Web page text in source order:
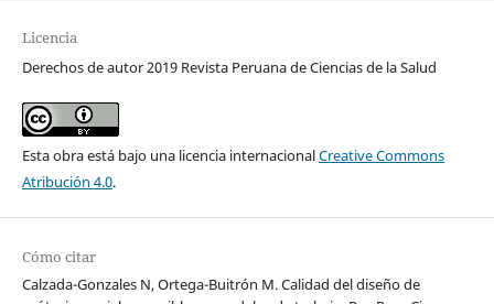
Licencia
Derechos de autor 2019 Revista Peruana de Ciencias de la Salud
Esta obra está bajo una licencia internacionalCreative Commons
Atribución 4.0.
Cómo citar
Calzada-Gonzales N, Ortega-Buitrón M. Calidad del diseño de